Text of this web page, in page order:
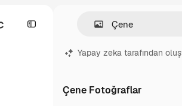
Yapay zeka tarafından
Çene Fotoğraflar